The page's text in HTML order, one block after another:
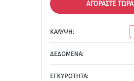
ΑΓΟΡΑΣΤΕ ΤΩΡΑ
ΚΑΛΥΨΗ:
ΔΕΔΟΜΕΝΑ:
ΕΓΚΥΡΟΤΗΤΑ: